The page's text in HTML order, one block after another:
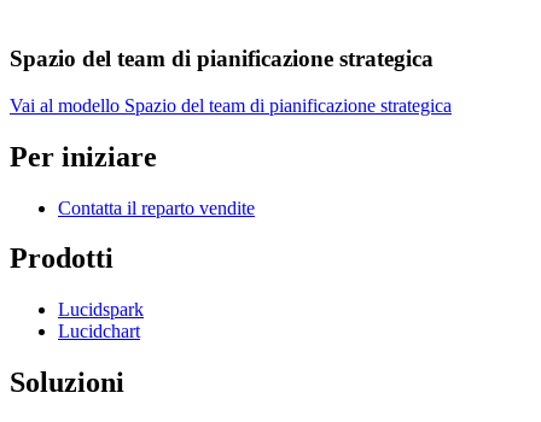
Spazio del team di pianificazione strategica
Vai al modello Spazio del team di pianificazione strategica
Per iniziare
Contatta il reparto vendite
Prodotti
Lucidspark
Lucidchart
Soluzioni